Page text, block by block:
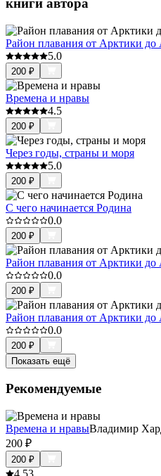
книги автора
Район плавания от Арктики до
5.0
200 ₽
Времена и нравы
4.5
200 ₽
Через годы, страны и моря
5.0
200 ₽
С чего начинается Родина
0.0
200 ₽
Район плавания от Арктики до
0.0
200 ₽
Район плавания от Арктики до
0.0
200 ₽
Показать ещё
Рекомендуемые
Времена и нравыВладимир
200 ₽
200 ₽